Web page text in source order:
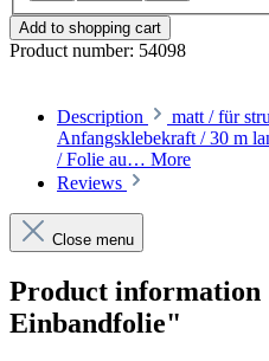
Add to shopping cart
Product number: 54098
Description
matt / für
Anfangsklebekraft / 30 m
/ Folie au… More
Reviews
Close menu
Product information
Einbandfolie"